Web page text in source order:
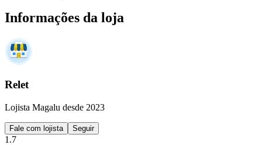
Informações da loja
Relet
Lojista Magalu desde 2023
Fale com lojista Seguir
1.7